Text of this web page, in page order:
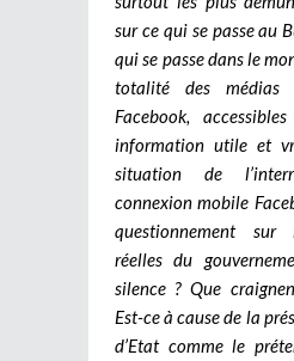
sur ce qui se passe au
qui se passe dans le
totalité des médias
Facebook,
information utile et
situation de
connexion mobile
questionnement sur
réelles du
silence ? Que
Est-ce à cause de la
d’Etat comme le